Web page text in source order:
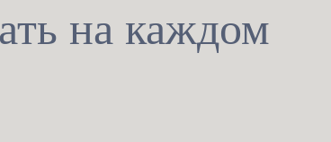
на каждом